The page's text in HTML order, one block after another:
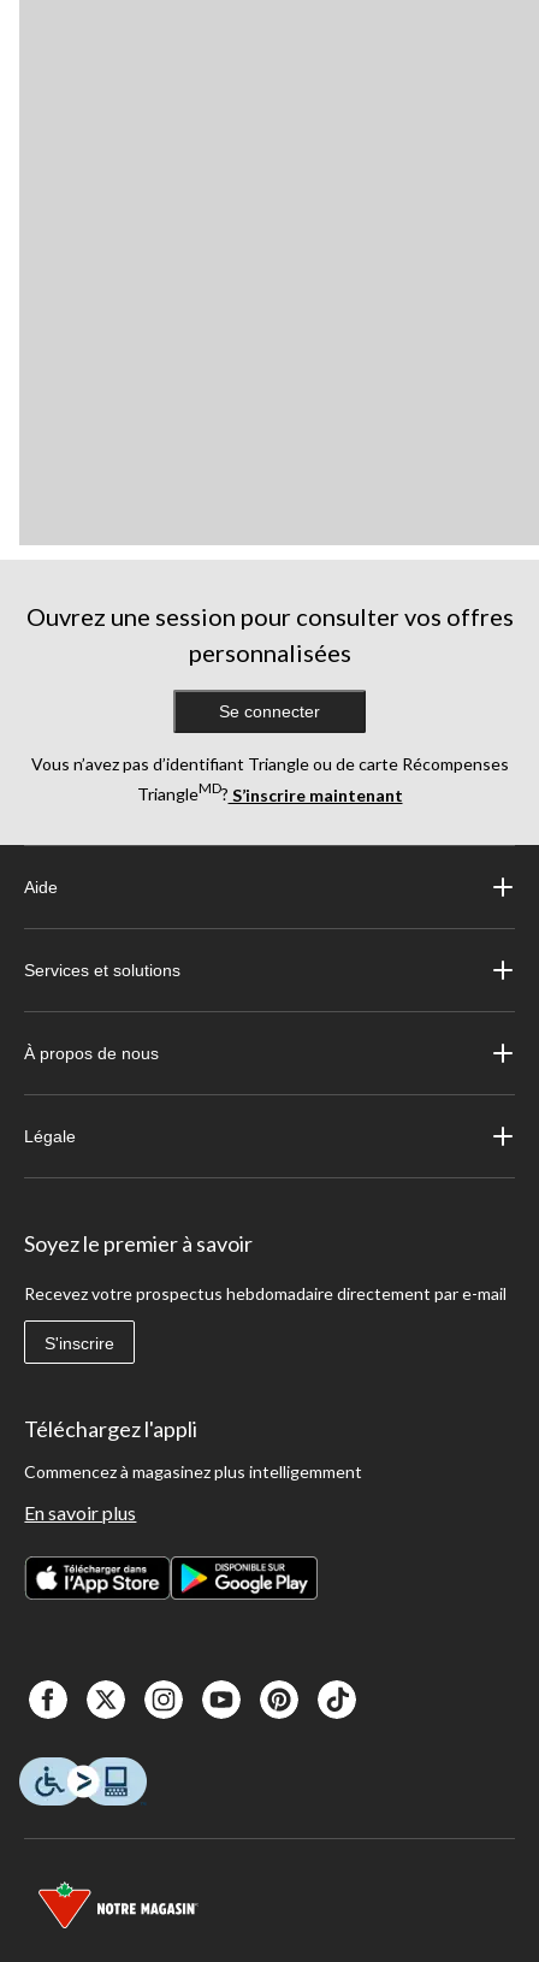
Ouvrez une session pour consulter vos offres
personnalisées
Se connecter
Vous n’avez pas d’identifiant Triangle ou de carte Récompenses
TriangleMD? S’inscrire maintenant
Aide
Services et solutions
À propos de nous
Légale
Soyez le premier à savoir
Recevez votre prospectus hebdomadaire directement par e-mail
S'inscrire
Téléchargez l'appli
Commencez à magasinez plus intelligemment
En savoir plus